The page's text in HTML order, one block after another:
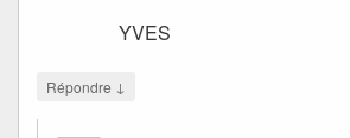
YVES
Répondre ↓